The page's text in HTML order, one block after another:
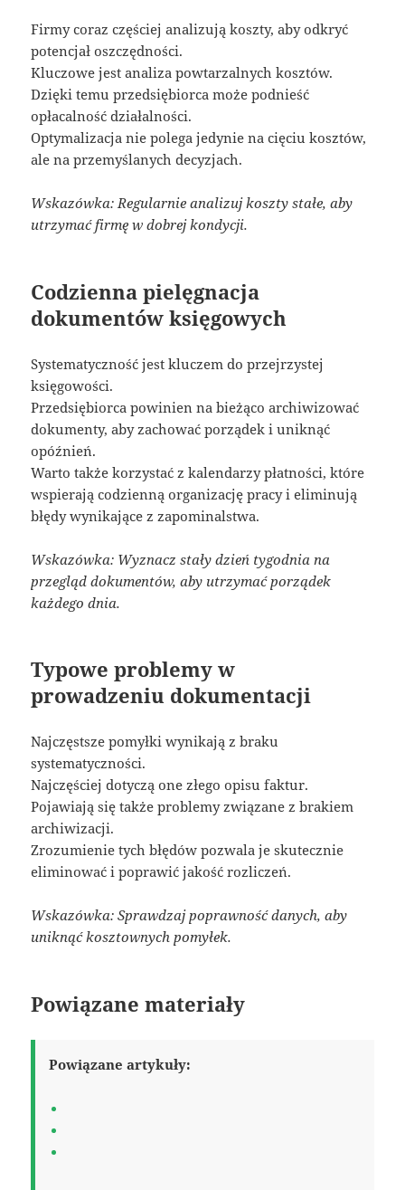
Firmy coraz częściej analizują koszty, aby odkryć
potencjał oszczędności.
Kluczowe jest analiza powtarzalnych kosztów.
Dzięki temu przedsiębiorca może podnieść
opłacalność działalności.
Optymalizacja nie polega jedynie na cięciu kosztów,
ale na przemyślanych decyzjach.
Wskazówka: Regularnie analizuj koszty stałe, aby
utrzymać firmę w dobrej kondycji.
Codzienna pielęgnacja
dokumentów księgowych
Systematyczność jest kluczem do przejrzystej
księgowości.
Przedsiębiorca powinien na bieżąco archiwizować
dokumenty, aby zachować porządek i uniknąć
opóźnień.
Warto także korzystać z kalendarzy płatności, które
wspierają codzienną organizację pracy i eliminują
błędy wynikające z zapominalstwa.
Wskazówka: Wyznacz stały dzień tygodnia na
przegląd dokumentów, aby utrzymać porządek
każdego dnia.
Typowe problemy w
prowadzeniu dokumentacji
Najczęstsze pomyłki wynikają z braku
systematyczności.
Najczęściej dotyczą one złego opisu faktur.
Pojawiają się także problemy związane z brakiem
archiwizacji.
Zrozumienie tych błędów pozwala je skutecznie
eliminować i poprawić jakość rozliczeń.
Wskazówka: Sprawdzaj poprawność danych, aby
uniknąć kosztownych pomyłek.
Powiązane materiały
Powiązane artykuły: